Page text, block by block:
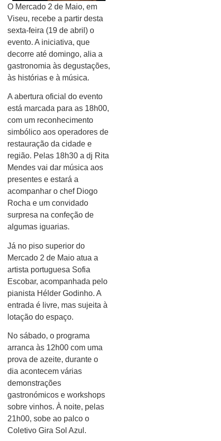
O Mercado 2 de Maio, em
Viseu, recebe a partir desta
sexta-feira (19 de abril) o
evento. A iniciativa, que
decorre até domingo, alia a
gastronomia às degustações,
às histórias e à música.
A abertura oficial do evento
está marcada para as 18h00,
com um reconhecimento
simbólico aos operadores de
restauração da cidade e
região. Pelas 18h30 a dj Rita
Mendes vai dar música aos
presentes e estará a
acompanhar o chef Diogo
Rocha e um convidado
surpresa na confeção de
algumas iguarias.
Já no piso superior do
Mercado 2 de Maio atua a
artista portuguesa Sofia
Escobar, acompanhada pelo
pianista Hélder Godinho. A
entrada é livre, mas sujeita à
lotação do espaço.
No sábado, o programa
arranca às 12h00 com uma
prova de azeite, durante o
dia acontecem várias
demonstrações
gastronómicos e workshops
sobre vinhos. À noite, pelas
21h00, sobe ao palco o
Coletivo Gira Sol Azul.